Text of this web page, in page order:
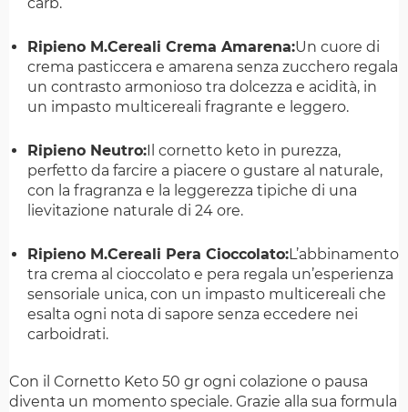
carb.
Ripieno M.Cereali Crema Amarena:Un cuore di
crema pasticcera e amarena senza zucchero regala
un contrasto armonioso tra dolcezza e acidità, in
un impasto multicereali fragrante e leggero.
Ripieno Neutro: Il cornetto keto in purezza,
perfetto da farcire a piacere o gustare al naturale,
con la fragranza e la leggerezza tipiche di una
lievitazione naturale di 24 ore.
Ripieno M.Cereali Pera Cioccolato:L’abbinamento
tra crema al cioccolato e pera regala un’esperienza
sensoriale unica, con un impasto multicereali che
esalta ogni nota di sapore senza eccedere nei
carboidrati.
Con il Cornetto Keto 50 gr ogni colazione o pausa
diventa un momento speciale. Grazie alla sua formula